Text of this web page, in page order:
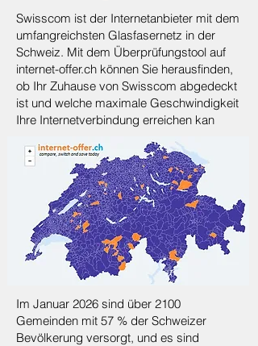
Swisscom ist der Internetanbieter mit dem
umfangreichsten Glasfasernetz in der
Schweiz. Mit dem Überprüfungstool auf
internet-offer.ch können Sie herausfinden,
ob Ihr Zuhause von Swisscom abgedeckt
ist und welche maximale Geschwindigkeit
Ihre Internetverbindung erreichen kan
Im Januar 2026 sind über 2100
Gemeinden mit 57 % der Schweizer
Bevölkerung versorgt, und es sind